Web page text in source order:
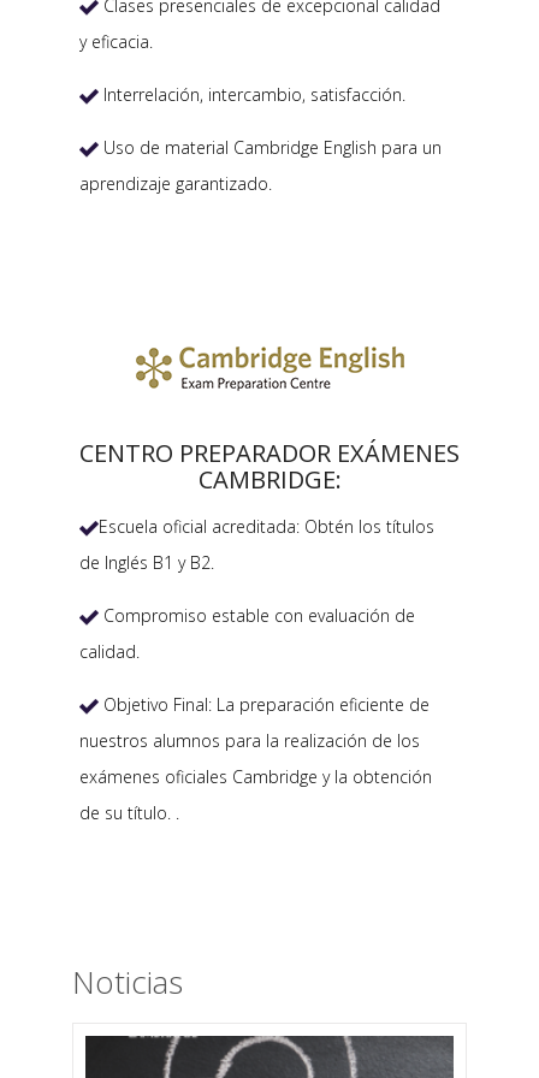
 Clases presenciales de excepcional calidad
y eficacia.
 Interrelación, intercambio, satisfacción.
 Uso de material Cambridge English para un
aprendizaje garantizado.
CENTRO PREPARADOR EXÁMENES
CAMBRIDGE:
Escuela oficial acreditada: Obtén los títulos
de Inglés B1 y B2.
 Compromiso estable con evaluación de
calidad.
 Objetivo Final: La preparación eficiente de
nuestros alumnos para la realización de los
exámenes oficiales Cambridge y la obtención
de su título. .
Noticias